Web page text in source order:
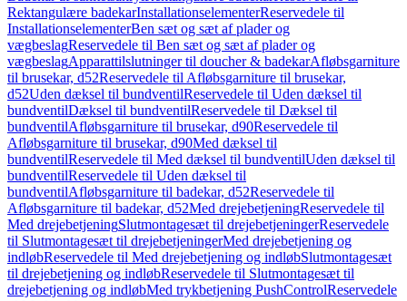
Rektangulære badekarInstallationselementerReservedele til
InstallationselementerBen sæt og sæt af plader og
vægbeslagReservedele til Ben sæt og sæt af plader og
vægbeslagApparattilslutninger til doucher & badekarAfløbsgarniture
til brusekar, d52Reservedele til Afløbsgarniture til brusekar,
d52Uden dæksel til bundventilReservedele til Uden dæksel til
bundventilDæksel til bundventilReservedele til Dæksel til
bundventilAfløbsgarniture til brusekar, d90Reservedele til
Afløbsgarniture til brusekar, d90Med dæksel til
bundventilReservedele til Med dæksel til bundventilUden dæksel til
bundventilReservedele til Uden dæksel til
bundventilAfløbsgarniture til badekar, d52Reservedele til
Afløbsgarniture til badekar, d52Med drejebetjeningReservedele til
Med drejebetjeningSlutmontagesæt til drejebetjeningerReservedele
til Slutmontagesæt til drejebetjeningerMed drejebetjening og
indløbReservedele til Med drejebetjening og indløbSlutmontagesæt
til drejebetjening og indløbReservedele til Slutmontagesæt til
drejebetjening og indløbMed trykbetjening PushControlReservedele